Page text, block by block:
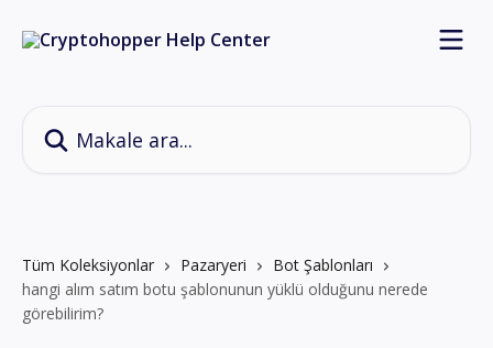
Tüm Koleksiyonlar Pazaryeri
Bot Şablonları
hangi alım satım botu şablonunun yüklü olduğunu nerede
görebilirim?